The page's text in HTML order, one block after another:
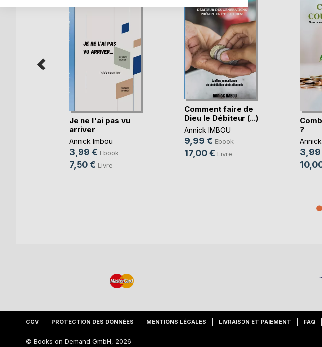
Je ne l'ai pas vu
arriver
Annick Imbou
3,99 € Ebook
7,50 € Livre
Comment faire de
Dieu le Débiteur (...)
Annick IMBOU
9,99 € Ebook
17,00 € Livre
?
3,99
CGV PROTECTION DES DONNÉES MENTIONS LÉGALES LIVRAISON ET PAIEMENT FAQ
© Books on Demand GmbH, 2026